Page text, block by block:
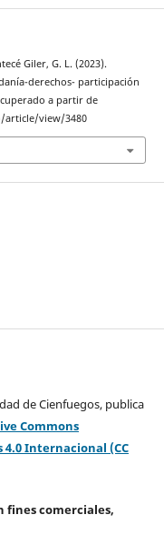
Giler, G. L. (2023).
derechos- participación
a partir de
article/view/3480
de Cienfuegos, publica
Commons
Internacional (CC
fines comerciales,